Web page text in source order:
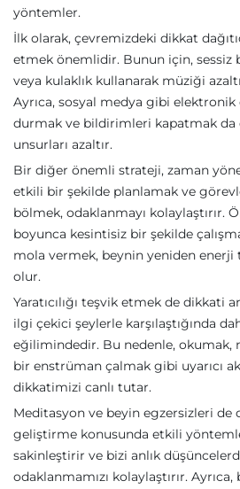
yöntemler.
İlk olarak, çevremizdeki dikkat
etmek önemlidir. Bunun için, sessiz
veya kulaklık kullanarak müziği
Ayrıca, sosyal medya gibi
durmak ve bildirimleri kapatmak da
unsurları azaltır.
Bir diğer önemli strateji, zaman
etkili bir şekilde planlamak ve
bölmek, odaklanmayı kolaylaştırır.
boyunca kesintisiz bir şekilde
mola vermek, beynin yeniden enerji
olur.
Yaratıcılığı teşvik etmek de dikkati
ilgi çekici şeylerle karşılaştığında
eğilimindedir. Bu nedenle, okumak,
bir enstrüman çalmak gibi uyarıcı
dikkatimizi canlı tutar.
Meditasyon ve beyin egzersizleri de
geliştirme konusunda etkili
sakinleştirir ve bizi anlık
odaklanmamızı kolaylaştırır.